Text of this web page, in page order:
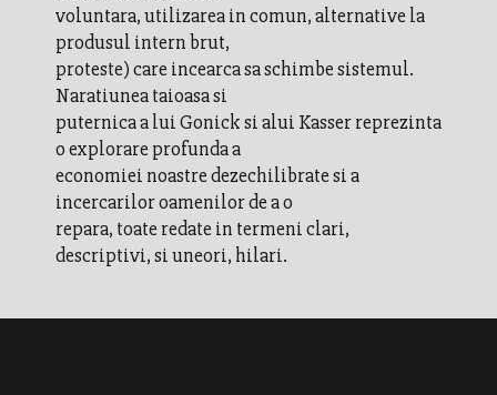
voluntara, utilizarea in comun, alternative la
produsul intern brut,
proteste) care incearca sa schimbe sistemul.
Naratiunea taioasa si
puternica a lui Gonick si alui Kasser reprezinta
o explorare profunda a
economiei noastre dezechilibrate si a
incercarilor oamenilor de a o
repara, toate redate in termeni clari,
descriptivi, si uneori, hilari.